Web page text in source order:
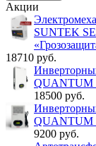
Акции
SUNTEK
18710 руб.
QUANTUM
18500 руб.
QUANTUM
9200 руб.